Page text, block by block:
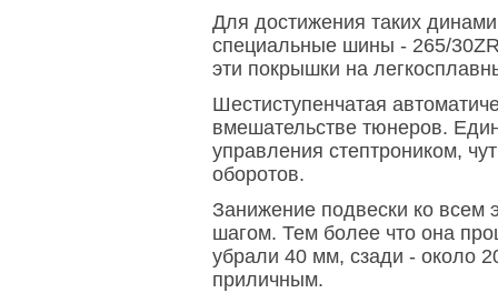
Для достижения таких
специальные шины - 265/
эти покрышки на
Шестиступенчатая
вмешательстве тюнеров.
управления cтептроником,
оборотов.
Занижение подвески ко всем
шагом. Тем более что она
убрали 40 мм, сзади - около
приличным.